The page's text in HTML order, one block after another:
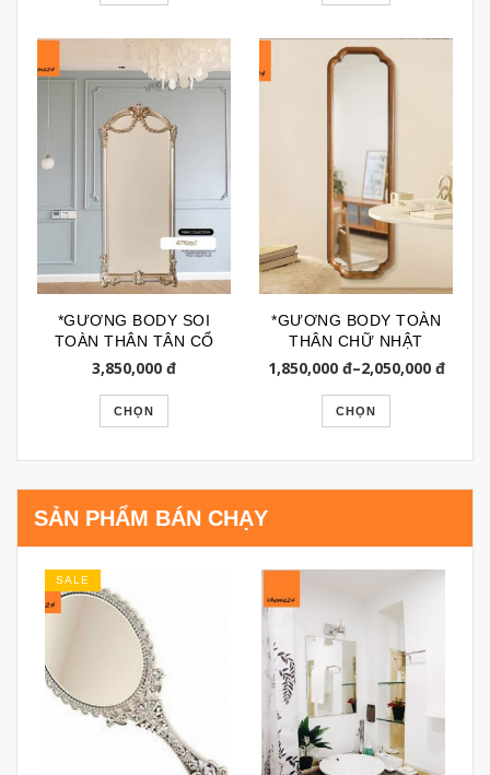
*GƯƠNG BODY SOI
TOÀN THÂN TÂN CỔ
ĐIỂN GTR203L
3,850,000 đ
CHỌN
*GƯƠNG BODY TOÀN
THÂN CHỮ NHẬT
HỌA TIẾT GÓC KIỂU
1,850,000đ–2,050,000đ
CHỌN
SẢN PHẨM BÁN CHẠY
SALE